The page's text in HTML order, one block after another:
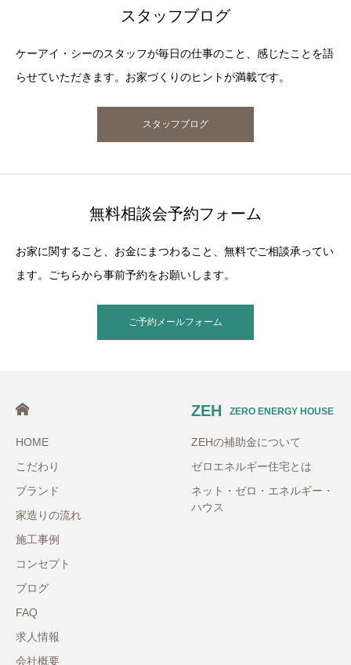
スタッフブログ
ケーアイ・シーのスタッフが毎日の仕事のこと、感じたことを語
らせていただきます。お家づくりのヒントが満載です。
スタッフブログ
無料相談会予約フォーム
お家に関すること、お金にまつわること、無料でご相談承ってい
ます。ごちらから事前予約をお願いします。
ご予約メールフォーム
HOME
こだわり
ブランド
家造りの流れ
施工事例
コンセプト
ブログ
FAQ
求人情報
会社概要
ZEH ZERO ENERGY HOUSE
ZEHの補助金について
ゼロエネルギー住宅とは
ネット・ゼロ・エネルギー・
ハウス